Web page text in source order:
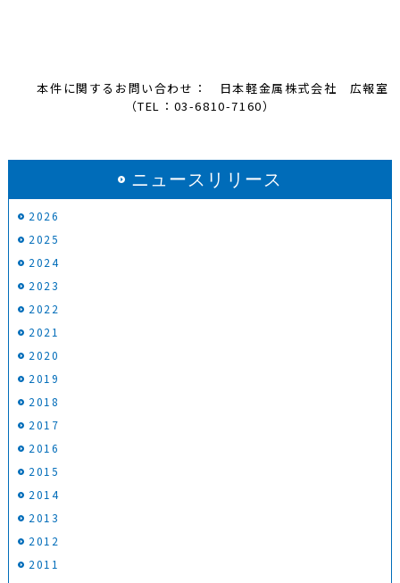
本件に関するお問い合わせ： 日本軽金属株式会社 広報室
（TEL：03-6810-7160）
ニュースリリース
2026
2025
2024
2023
2022
2021
2020
2019
2018
2017
2016
2015
2014
2013
2012
2011